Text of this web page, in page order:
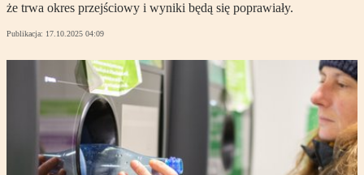
że trwa okres przejściowy i wyniki będą się poprawiały.
Publikacja: 17.10.2025 04:09